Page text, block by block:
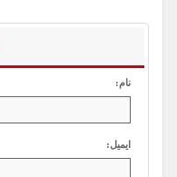
نام:
ایمیل: